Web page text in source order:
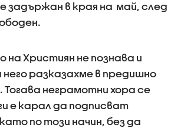
задържан в края на май, след
Християн не познава и
него разказахме в предишно
Тогава неграмотни хора се
е карал да подписват
по този начин, без да